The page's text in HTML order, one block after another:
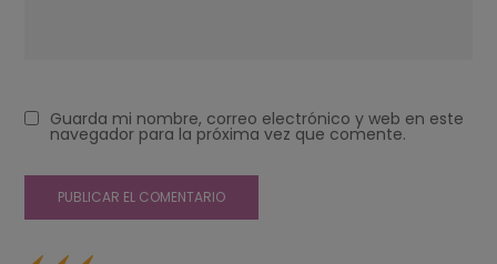
Guarda mi nombre, correo electrónico y web en este
navegador para la próxima vez que comente.